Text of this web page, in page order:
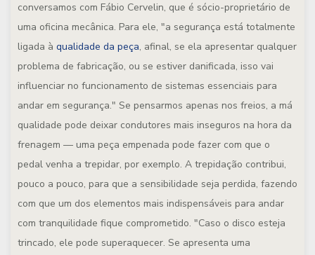
conversamos com Fábio Cervelin, que é sócio-proprietário de
uma oficina mecânica. Para ele, "a segurança está totalmente
ligada à qualidade da peça, afinal, se ela apresentar qualquer
problema de fabricação, ou se estiver danificada, isso vai
influenciar no funcionamento de sistemas essenciais para
andar em segurança." Se pensarmos apenas nos freios, a má
qualidade pode deixar condutores mais inseguros na hora da
frenagem — uma peça empenada pode fazer com que o
pedal venha a trepidar, por exemplo. A trepidação contribui,
pouco a pouco, para que a sensibilidade seja perdida, fazendo
com que um dos elementos mais indispensáveis para andar
com tranquilidade fique comprometido. "Caso o disco esteja
trincado, ele pode superaquecer. Se apresenta uma